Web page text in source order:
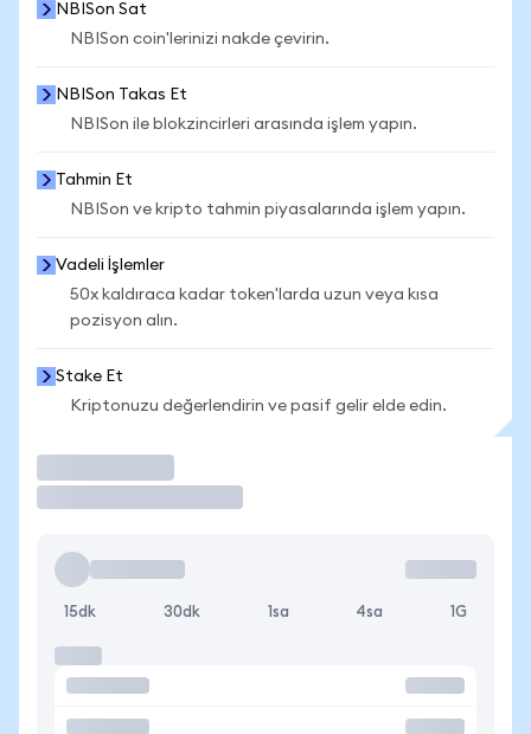
NBISon Sat
NBISon coin'lerinizi nakde çevirin.
NBISon Takas Et
NBISon ile blokzincirleri arasında işlem yapın.
Tahmin Et
NBISon ve kripto tahmin piyasalarında işlem yapın.
Vadeli İşlemler
50x kaldıraca kadar token'larda uzun veya kısa
pozisyon alın.
Stake Et
Kriptonuzu değerlendirin ve pasif gelir elde edin.
15dk 30dk 1sa 4sa 1G